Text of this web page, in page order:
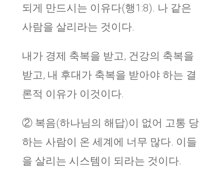
되게 만드시는 이유다(행1:8). 나 같은
사람을 살리라는 것이다.
내가 경제 축복을 받고, 건강의 축복을
받고, 내 후대가 축복을 받아야 하는 결
론적 이유가 이것이다.
② 복음(하나님의 해답)이 없어 고통 당
하는 사람이 온 세계에 너무 많다. 이들
을 살리는 시스템이 되라는 것이다.